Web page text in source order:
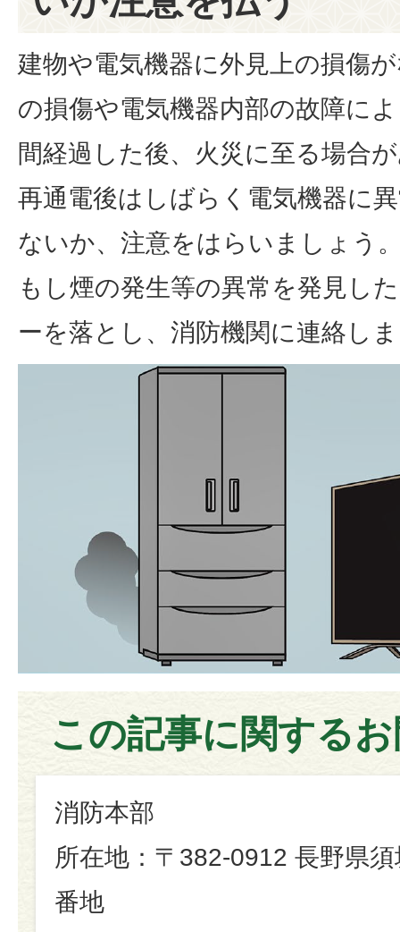
建物や電気機器に外見上の損傷
の損傷や電気機器内部の故障に
間経過した後、火災に至る場合
再通電後はしばらく電気機器に
ないか、注意をはらいましょう
もし煙の発生等の異常を発見し
ーを落とし、消防機関に連絡し
この記事に関する
消防本部
所在地：〒382-0912 長野県
番地